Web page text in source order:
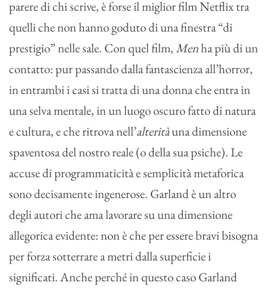
parere di chi scrive, è forse il miglior film Netflix tra
quelli che non hanno goduto di una finestra “di
prestigio” nelle sale. Con quel film,Menha più di un
contatto: pur passando dalla fantascienza all’horror,
in entrambi i casi si tratta di una donna che entra in
una selva mentale, in un luogo oscuro fatto di natura
e cultura, e che ritrova nell’alteritàuna dimensione
spaventosa del nostro reale (o della sua psiche). Le
accuse di programmaticità e semplicità metaforica
sono decisamente ingenerose. Garland è un altro
degli autori che ama lavorare su una dimensione
allegorica evidente: non è che per essere bravi bisogna
per forza sotterrare a metri dalla superficie i
significati. Anche perché in questo caso Garland